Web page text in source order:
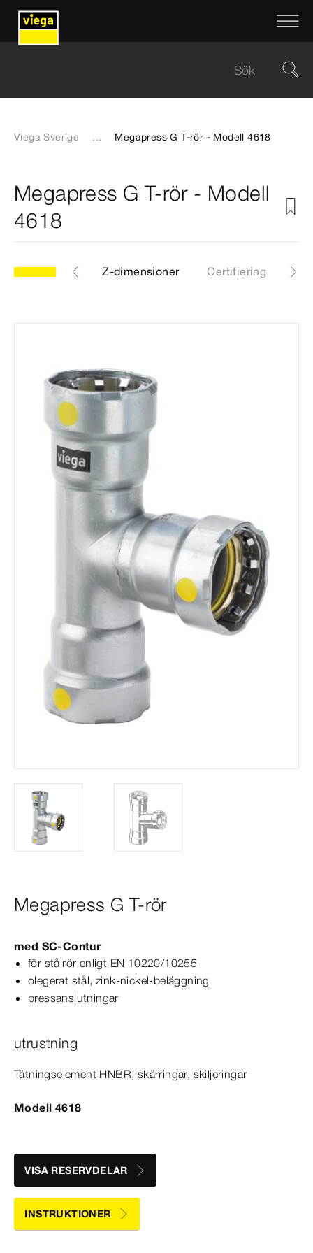
Viega Sverige ... Megapress G T-rör - Modell 4618
Megapress G T-rör - Modell
4618
CAD-filer Z-dimensioner Certifiering
Megapress G T-rör
med SC‑Contur
för stålrör enligt EN 10220/10255
olegerat stål, zink-​nickel-​beläggning
pressanslutningar
utrustning
Tätningselement HNBR, skärringar, skiljeringar
Modell 4618
VISA RESERVDELAR
INSTRUKTIONER